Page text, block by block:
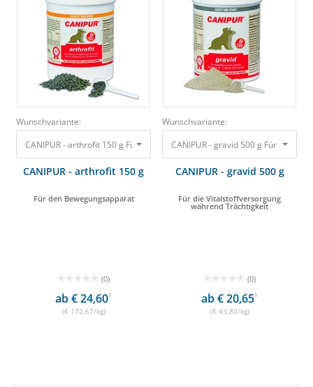
Wunschvariante:
CANIPUR - arthrofit 150 g Für den Bewegungsapparat 25,90 €
CANIPUR - arthrofit 150 g
Für den Bewegungsapparat
(0)
ab € 24,601
(€ 172,67/kg)
Wunschvariante:
CANIPUR - gravid 500 g Für die
CANIPUR - gravid 500 g
Für die Vitalstoffversorgung
während Trächtigkeit
(0)
ab € 20,651
(€ 43,80/kg)